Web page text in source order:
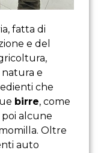
fatta di
e del
e
che
birre, come
poi alcune
Oltre
auto